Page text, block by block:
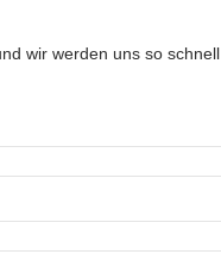
wir werden uns so